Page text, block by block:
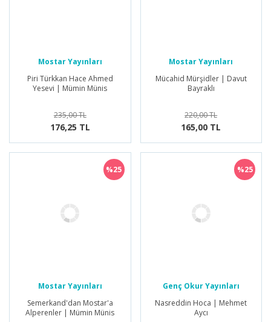
Mostar Yayınları
Piri Türkkan Hace Ahmed
Yesevi | Mümin Münis
235,00 TL
176,25 TL
Mostar Yayınları
Mücahid Mürşidler | Davut
Bayraklı
220,00 TL
165,00 TL
%25
Mostar Yayınları
Semerkand'dan Mostar'a
Alperenler | Mümin Münis
%25
Genç Okur Yayınları
Nasreddin Hoca | Mehmet
Aycı